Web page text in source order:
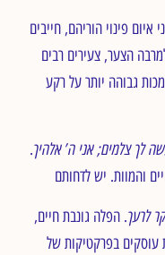
פינוי הוריהם, חייבים
הצער, צעירים רבים
גבוהה יותר על רקע
לך צלמים; אני ה’ אלהיך.
לרעך. הפלה גונבת חיים,
עוסקים בפרקטיקות של